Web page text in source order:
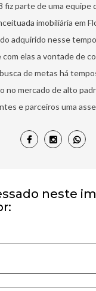
fiz parte de uma equipe
imobiliária em
adquirido nesse
elas a vontade de
de metas há
no mercado de alto
e parceiros uma
neste